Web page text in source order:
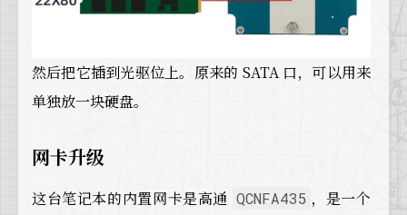
然后把它插到光驱位上。原来的 SATA 口，可以用来
单独放一块硬盘。
网卡升级
这台笔记本的内置网卡是高通 QCNFA435 ，是一个